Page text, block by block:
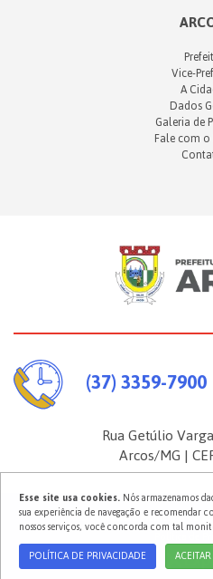
(37) 3359-7900
Rua Getúlio
Arcos/MG |
Vice-
A
Dados
Galeria de
Fale com
2026 ©Prefeitura Municipal de
Esse site usa cookies.Nós armazenamos
sua experiência de navegação e recomendar
nossos serviços, você concorda com tal
POLÍTICA DE PRIVACIDADE
ACEITAR